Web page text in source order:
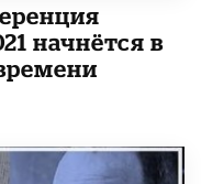
начнётся в